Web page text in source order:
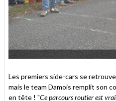
Les premiers side-cars se
mais le team Damois remplit son
en tête ! "Ce parcours routier est